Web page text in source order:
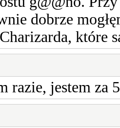
dobrze
które
razie, jestem za